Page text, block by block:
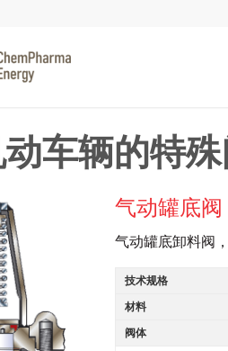
车辆的特
气动罐底阀
气动罐底卸料阀
技术规格
材料
阀体